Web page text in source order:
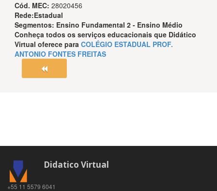
Cód. MEC: 28020456
Rede:Estadual
Segmentos: Ensino Fundamental 2 - Ensino Médio
Conheça todos os serviços educacionais que Didático
Virtual oferece para COLÉGIO ESTADUAL PROF.
ANTONIO FONTES FREITAS
Didatico Virtual
+55 11 5579 6041